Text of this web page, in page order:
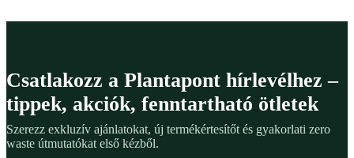
Csatlakozz a Plantapont hírlevélhez –
tippek, akciók, fenntartható ötletek
Szerezz exkluzív ajánlatokat, új termékértesítőt és gyakorlati zero
waste útmutatókat első kézből.